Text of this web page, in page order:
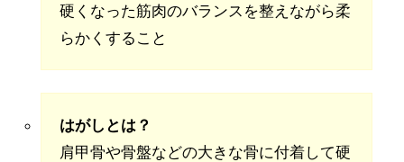
硬くなった筋肉のバランスを整えながら柔
らかくすること
はがしとは？
肩甲骨や骨盤などの大きな骨に付着して硬